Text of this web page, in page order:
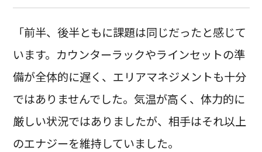
「前半、後半ともに課題は同じだったと感じて
います。カウンターラックやラインセットの準
備が全体的に遅く、エリアマネジメントも十分
ではありませんでした。気温が高く、体力的に
厳しい状況ではありましたが、相手はそれ以上
のエナジーを維持していました。